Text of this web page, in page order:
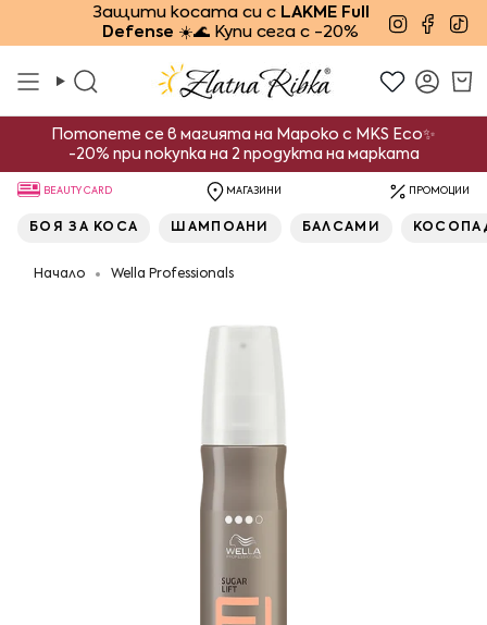
Потопете се в магията на Мароко с MKS Eco✨
-20% при покупка на 2 продукта на марката
Защити косата си с LAKME Full
Defense ☀️🌊 Купи сега с -20%
Търсене
BEAUTY CARD МАГАЗИНИ ПРОМОЦИИ
БОЯ ЗА КОСА ШАМПОАНИ БАЛСАМИ
Начало Wella Professionals